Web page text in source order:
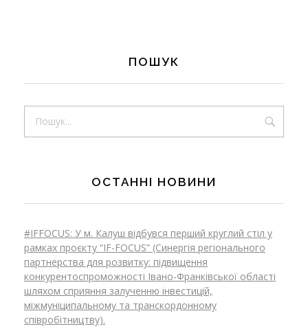
ПОШУК
ОСТАННІ НОВИНИ
#IFFOCUS: У м. Калуш відбувся перший круглий стіл у
рамках проєкту “IF-FOCUS” (Синергія регіонального
партнерства для розвитку: підвищення
конкурентоспроможності Івано-Франківської області
шляхом сприяння залученню інвестицій,
міжмуніципальному та транскордонному
співробітництву).